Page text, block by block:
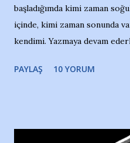
başladığımda kimi zaman
içinde, kimi zaman sonunda
kendimi. Yazmaya devam
Yazımı, ağlayarak
Nesrin’in Hikayesi’ne
PAYLAŞ 10 YORUM